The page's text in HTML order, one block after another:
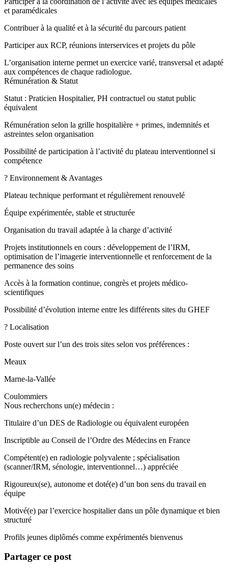
et paramédicales
Contribuer à la qualité et à la sécurité du parcours patient
Participer aux RCP, réunions interservices et projets du pôle
L’organisation interne permet un exercice varié, transversal et adapté
aux compétences de chaque radiologue.
Rémunération & Statut
Statut : Praticien Hospitalier, PH contractuel ou statut public
équivalent
Rémunération selon la grille hospitalière + primes, indemnités et
astreintes selon organisation
Possibilité de participation à l’activité du plateau interventionnel si
compétence
? Environnement & Avantages
Plateau technique performant et régulièrement renouvelé
Équipe expérimentée, stable et structurée
Organisation du travail adaptée à la charge d’activité
Projets institutionnels en cours : développement de l’IRM,
optimisation de l’imagerie interventionnelle et renforcement de la
permanence des soins
Accès à la formation continue, congrès et projets médico-
scientifiques
Possibilité d’évolution interne entre les différents sites du GHEF
? Localisation
Poste ouvert sur l’un des trois sites selon vos préférences :
Meaux
Marne-la-Vallée
Coulommiers
Nous recherchons un(e) médecin :
Titulaire d’un DES de Radiologie ou équivalent européen
Inscriptible au Conseil de l’Ordre des Médecins en France
Compétent(e) en radiologie polyvalente ; spécialisation
(scanner/IRM, sénologie, interventionnel…) appréciée
Rigoureux(se), autonome et doté(e) d’un bon sens du travail en
équipe
Motivé(e) par l’exercice hospitalier dans un pôle dynamique et bien
structuré
Profils jeunes diplômés comme expérimentés bienvenus
Partager ce post